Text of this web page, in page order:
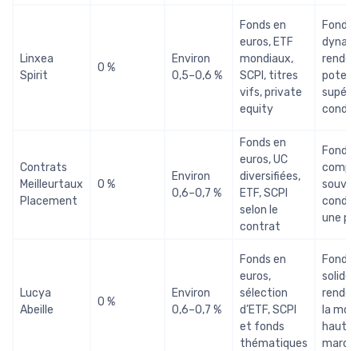
Linxea
Spirit
0 %
Environ
0,5–0,6 %
Fonds en
euros, ETF
mondiaux,
SCPI, titres
vifs, private
equity
Fonds
Contrats
Meilleurtaux
Placement
0 %
Environ
0,6–0,7 %
Fonds en
euros, UC
diversifiées,
ETF, SCPI
selon le
contrat
Fonds
une
Lucya
Abeille
0 %
Environ
0,6–0,7 %
Fonds en
euros,
sélection
d’ETF, SCPI
et fonds
thématiques
Fonds
solide,
la
haute